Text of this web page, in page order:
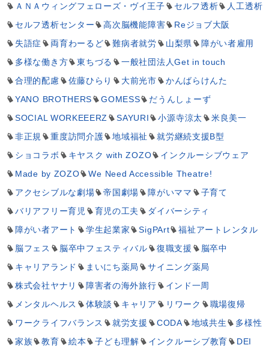
ＡＮＡウィングフェローズ・ヴイ王子
セルフ透析
人工透析
セルフ透析センター
高次脳機能障害
Reジョブ大阪
失語症
両育わーるど 難病者就労 山梨県
障がい者雇用
多様な働き方
東ちづる
一般社団法人Get in touch
合理的配慮
佐藤ひらり 大前光市
かんばらけんた
YANO BROTHERS
GOMESS
だうんしょーず
SOCIAL WORKEEERZ
SAYURI 小源寺涼太
米良美一
非正規
重度訪問介護 地域福祉
就労継続支援B型
ショコラボ
キヤスク with ZOZO
インクルーシブウェア
Made by ZOZO
We Need Accessible Theatre!
アクセシブルな劇場
帝国劇場 障がいママ
子育て
バリアフリー育児
育児の工夫
ダイバーシティ
障がい者アート
学生起業家 SigPArt
福祉アートレンタル
脳フェス
脳卒中フェスティバル 復職支援
脳卒中
キャリアランド
まいにち薬局
サイニング薬局
株式会社ヤナリ
障害者の海外旅行
インド一周
メンタルヘルス
体験談 キャリア リワーク
職場復帰
ワークライフバランス
就労支援 CODA 地域共生
多様性
家族
教育 絵本 子ども理解 インクルーシブ教育
DEI